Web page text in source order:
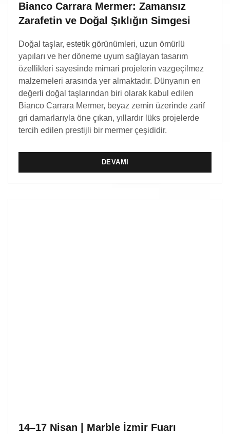
Bianco Carrara Mermer: Zamansız
Zarafetin ve Doğal Şıklığın Simgesi
Doğal taşlar, estetik görünümleri, uzun ömürlü
yapıları ve her döneme uyum sağlayan tasarım
özellikleri sayesinde mimari projelerin vazgeçilmez
malzemeleri arasında yer almaktadır. Dünyanın en
değerli doğal taşlarından biri olarak kabul edilen
Bianco Carrara Mermer, beyaz zemin üzerinde zarif
gri damarlarıyla öne çıkan, yıllardır lüks projelerde
tercih edilen prestijli bir mermer çeşididir.
DEVAMI
14–17 Nisan | Marble İzmir Fuarı